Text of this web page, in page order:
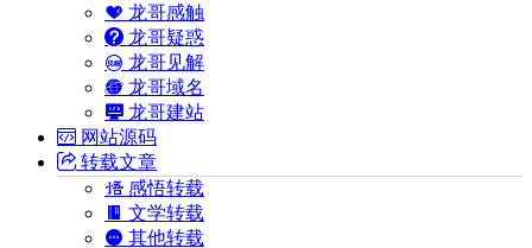
龙哥感触
龙哥疑惑
龙哥见解
龙哥域名
龙哥建站
网站源码
转载文章
感悟转载
文学转载
其他转载